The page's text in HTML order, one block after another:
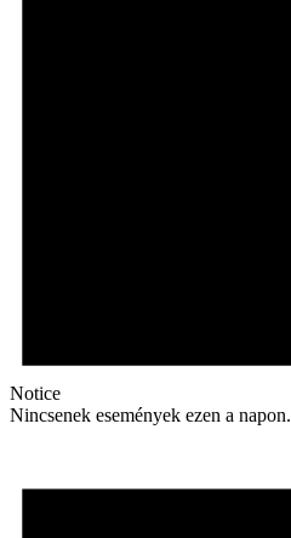
Notice
Nincsenek események ezen a napon.